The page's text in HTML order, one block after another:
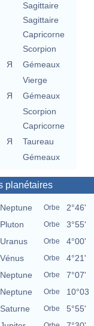
Sagittaire
Sagittaire
Capricorne
Scorpion
Я
Gémeaux
Vierge
Я
Gémeaux
Scorpion
Capricorne
Я
Taureau
Gémeaux
planétaires
Neptune Orbe
2°46'
Pluton Orbe
3°55'
Uranus Orbe
4°00'
Vénus Orbe
4°21'
Neptune Orbe
7°07'
Neptune Orbe
10°03
Saturne Orbe
5°55'